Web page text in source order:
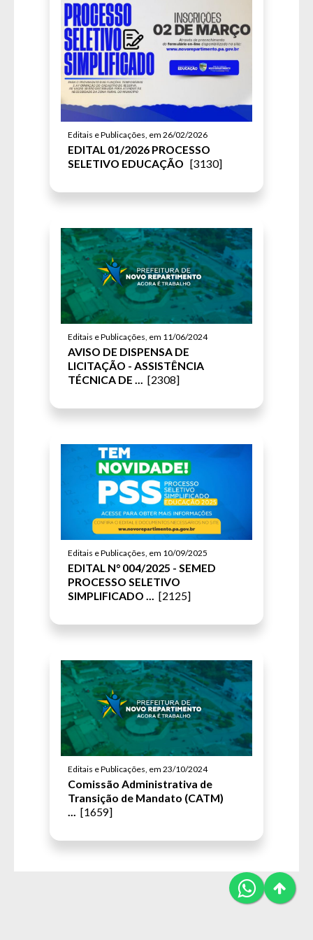
Editais e Publicações, em 26/02/2026
EDITAL 01/2026 PROCESSO
SELETIVO EDUCAÇÃO [3130]
Editais e Publicações, em 11/06/2024
AVISO DE DISPENSA DE
LICITAÇÃO - ASSISTÊNCIA
TÉCNICA DE ...
[2308]
Editais e Publicações, em 10/09/2025
EDITAL N° 004/2025 - SEMED
PROCESSO SELETIVO
SIMPLIFICADO ...
[2125]
Editais e Publicações, em 23/10/2024
Comissão Administrativa de
Transição de Mandato (CATM)
[1659]